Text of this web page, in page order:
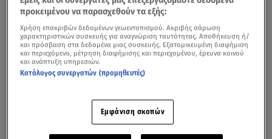
προκειμένου να παρασχεθούν τα εξής:
Χρήση επακριβών δεδομένων γεωεντοπισμού. Ακριβής σάρωση
χαρακτηριστικών συσκευής για αναγνώριση ταυτότητας. Αποθήκευση ή/
και πρόσβαση στα δεδομένα μιας συσκευής. Εξατομικευμένη διαφήμιση
και περιεχόμενο, μέτρηση διαφήμισης και περιεχομένου, έρευνα κοινού
και ανάπτυξη υπηρεσιών.
Κατάλογος συνεργατών (προμηθευτές)
Εμφάνιση σκοπών